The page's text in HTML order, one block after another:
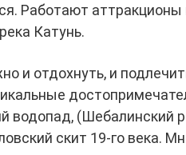
Работают аттракционы
Катунь.
и отдохнуть, и
водопад, (Шебалинский
скит 19-го века.